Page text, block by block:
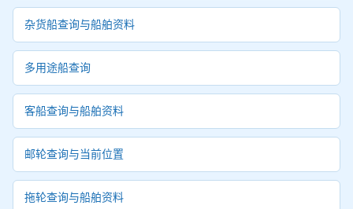
杂货船查询与船舶资料
多用途船查询
客船查询与船舶资料
邮轮查询与当前位置
拖轮查询与船舶资料